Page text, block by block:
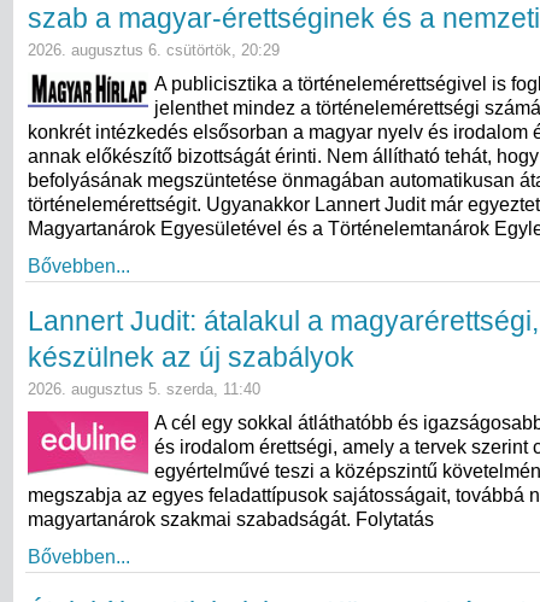
szab a magyar-érettséginek és a
2026. augusztus 6. csütörtök, 20:29
A publicisztika a történelemérettségivel is
jelenthet mindez a történelemérettségi
konkrét intézkedés elsősorban a magyar nyelv és irodalom
annak előkészítő bizottságát érinti. Nem állítható tehát,
befolyásának megszüntetése önmagában automatikusan
történelemérettségit. Ugyanakkor Lannert Judit már
Magyartanárok Egyesületével és a Történelemtanárok
Bővebben...
Lannert Judit: átalakul a
készülnek az új szabályok
2026. augusztus 5. szerda, 11:40
A cél egy sokkal átláthatóbb és
és irodalom érettségi, amely a tervek szerint
egyértelművé teszi a középszintű
megszabja az egyes feladattípusok sajátosságait, továbbá
magyartanárok szakmai szabadságát. Folytatás
Bővebben...